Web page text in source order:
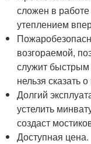
сложен в
утеплением
возгораемой,
служит быстрым
нельзя сказать
Долгий
устелить
создаст
Доступная цена.